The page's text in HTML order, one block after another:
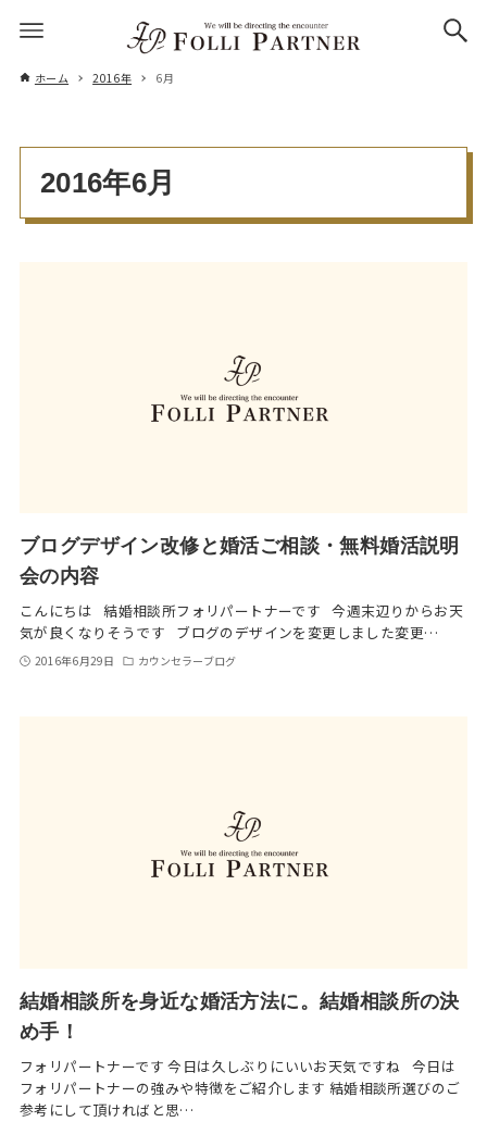
ホーム 2016年 6月
2016年6月
ブログデザイン改修と婚活ご相談・無料婚活説明
会の内容
こんにちは 結婚相談所フォリパートナーです 今週末辺りからお天
気が良くなりそうです ブログのデザインを変更しました変更…
2016年6月29日 カウンセラーブログ
結婚相談所を身近な婚活方法に。結婚相談所の決
め手！
フォリパートナーです 今日は久しぶりにいいお天気ですね 今日は
フォリパートナーの強みや特徴をご紹介します 結婚相談所選びのご
参考にして頂ければと思…